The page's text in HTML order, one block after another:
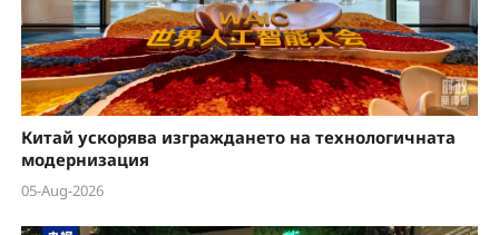
Китай ускорява изграждането на технологичната
модернизация
05-Aug-2026